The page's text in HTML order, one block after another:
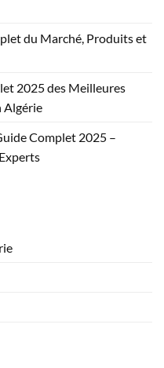
du Marché, Produits et
2025 des Meilleures
Algérie
Complet 2025 –